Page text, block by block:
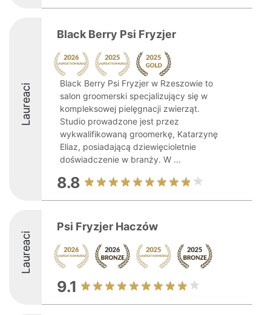
Laureaci
Black Berry Psi Fryzjer
Black Berry Psi Fryzjer w Rzeszowie to
salon groomerski specjalizujący się w
kompleksowej pielęgnacji zwierząt.
Studio prowadzone jest przez
wykwalifikowaną groomerkę, Katarzynę
Eliaz, posiadającą dziewięcioletnie
doświadczenie w branży. W ...
8.8
Laureaci
Psi Fryzjer Haczów
9.1